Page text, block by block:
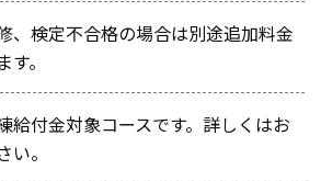
、検定不合格の場合は別途追加料金
。
給付金対象コースです。詳しくはお
。